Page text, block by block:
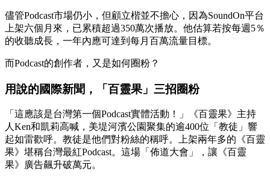
儘管Podcast市場仍小，但顧立楷並不擔心，因為SoundOn平台
上架六個月來，已累積超過350萬次播放。他估算若按每週5％
的收聽成長，一年內應可達到每月百萬流量目標。
而Podcast的創作者，又是如何圈粉？
用說的國際新聞，「百靈果」三招圈粉
「這應該是台灣第一個Podcast實體活動！」《百靈果》主持
人Ken和凱莉高喊，美堤河濱公園聚集的逾400位「教徒」響
起如雷歡呼。教徒是他們對粉絲的稱呼。上架兩年多的《百靈
果》堪稱台灣最紅Podcast。這場「佈道大會」，讓《百靈
果》廣告飆升破萬元。